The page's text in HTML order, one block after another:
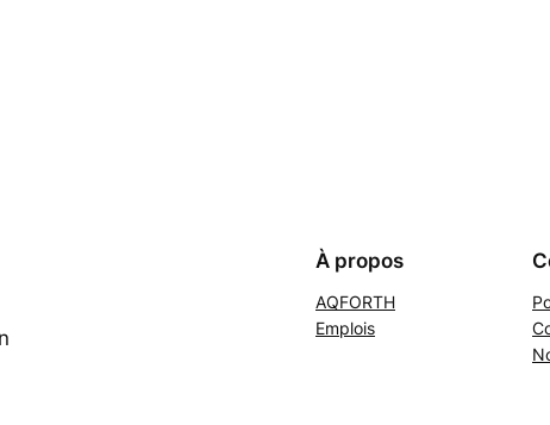
À propos
AQFORTH
Emplois